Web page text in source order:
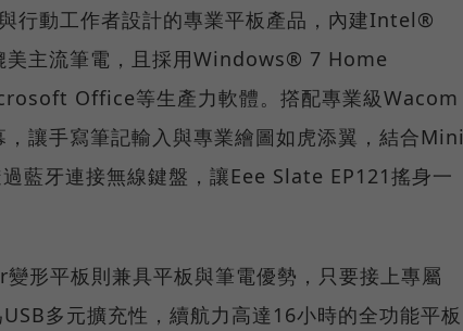
行動工作者設計的專業平板產品，內建Intel®
主流筆電，且採用Windows® 7 Home
Office等生產力軟體。撘配專業級Wacom
，讓手寫筆記輸入與專業繪圖如虎添翼，結合
藍牙連接無線鍵盤，讓Eee Slate EP121搖身一
形平板則兼具平板與筆電優勢，只要接上專屬
多元擴充性，續航力高達16小時的全功能平板